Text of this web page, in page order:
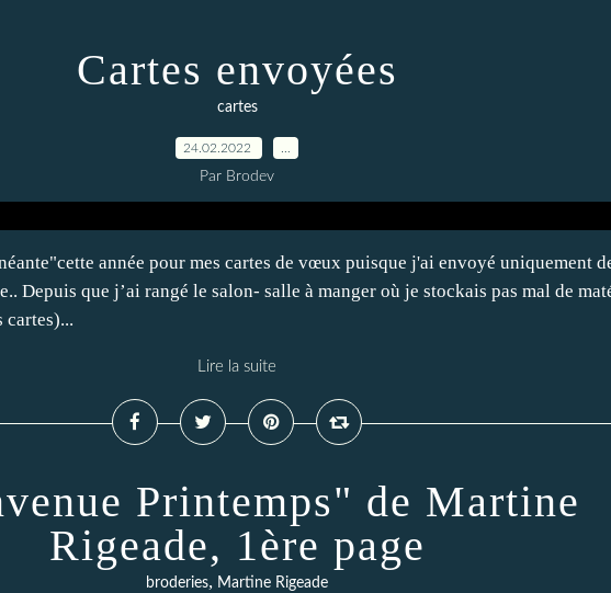
Cartes envoyées
cartes
24.02.2022
Par Brodev
année pour mes cartes de vœux puisque j'ai envoyé uniquement
Depuis que j’ai rangé le salon- salle à manger où je stockais pas mal de
cartes)...
Lire la suite
Printemps" de Martine
Rigeade, 1ère page
broderies, Martine Rigeade